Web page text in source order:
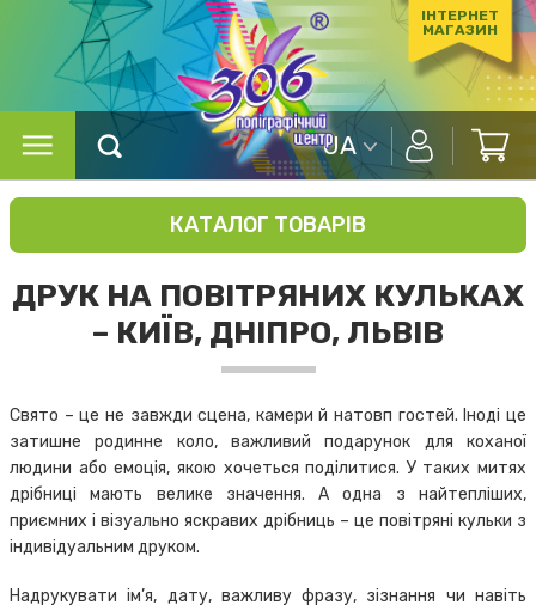
ІНТЕРНЕТ
МАГАЗИН
UA
КАТАЛОГ ТОВАРІВ
ДРУК НА ПОВІТРЯНИХ КУЛЬКАХ
– КИЇВ, ДНІПРО, ЛЬВІВ
Свято – це не завжди сцена, камери й натовп гостей. Іноді це
затишне родинне коло, важливий подарунок для коханої
людини або емоція, якою хочеться поділитися. У таких митях
дрібниці мають велике значення. А одна з найтепліших,
приємних і візуально яскравих дрібниць – це повітряні кульки з
індивідуальним друком.
Надрукувати ім’я, дату, важливу фразу, зізнання чи навіть